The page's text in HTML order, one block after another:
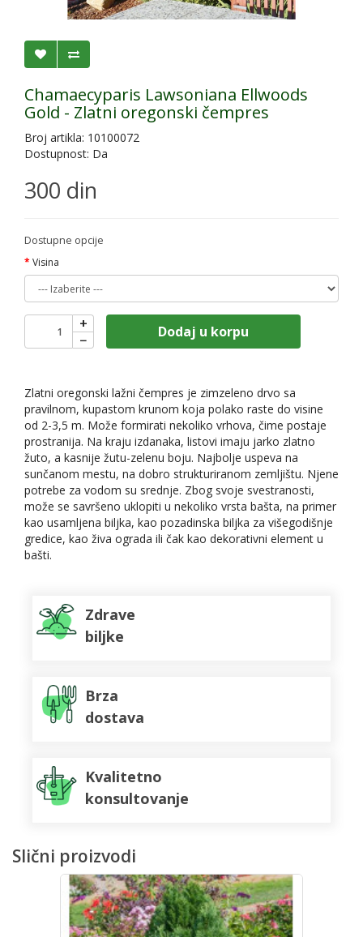
Chamaecyparis Lawsoniana Ellwoods
Gold - Zlatni oregonski čempres
Broj artikla: 10100072
Dostupnost: Da
300 din
Dostupne opcije
Visina
+
−
Dodaj u korpu
Zlatni oregonski lažni čempres je zimzeleno drvo sa
pravilnom, kupastom krunom koja polako raste do visine
od 2-3,5 m. Može formirati nekoliko vrhova, čime postaje
prostranija. Na kraju izdanaka, listovi imaju jarko zlatno
žuto, a kasnije žutu-zelenu boju. Najbolje uspeva na
sunčanom mestu, na dobro strukturiranom zemljištu. Njene
potrebe za vodom su srednje. Zbog svoje svestranosti,
može se savršeno uklopiti u nekoliko vrsta bašta, na primer
kao usamljena biljka, kao pozadinska biljka za višegodišnje
gredice, kao živa ograda ili čak kao dekorativni element u
bašti.
Zdrave
biljke
Brza
dostava
Kvalitetno
konsultovanje
Slični proizvodi